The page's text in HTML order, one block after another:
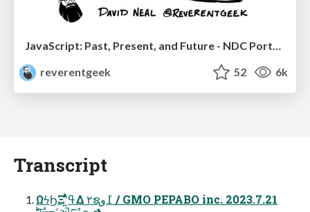
reverentgeek
52 6k
Transcript
ΩϟϦΞʹ͍ͭͯߟ͑Δ ٢ຊ߁و / GMO PEPABO inc. 2023.7.21